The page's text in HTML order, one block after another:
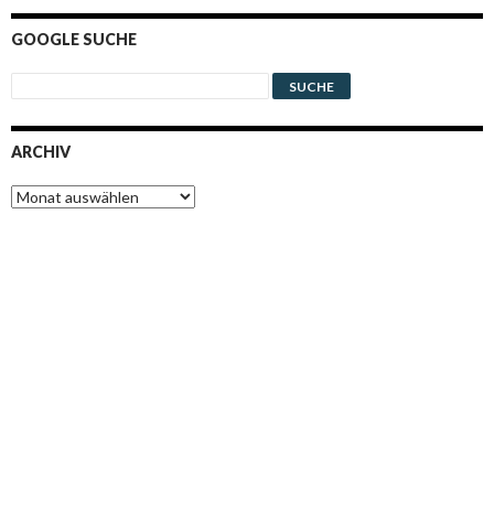
GOOGLE SUCHE
ARCHIV
Archiv